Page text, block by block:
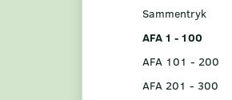
Sammentryk
AFA 1 - 100
AFA 101 - 200
AFA 201 - 300